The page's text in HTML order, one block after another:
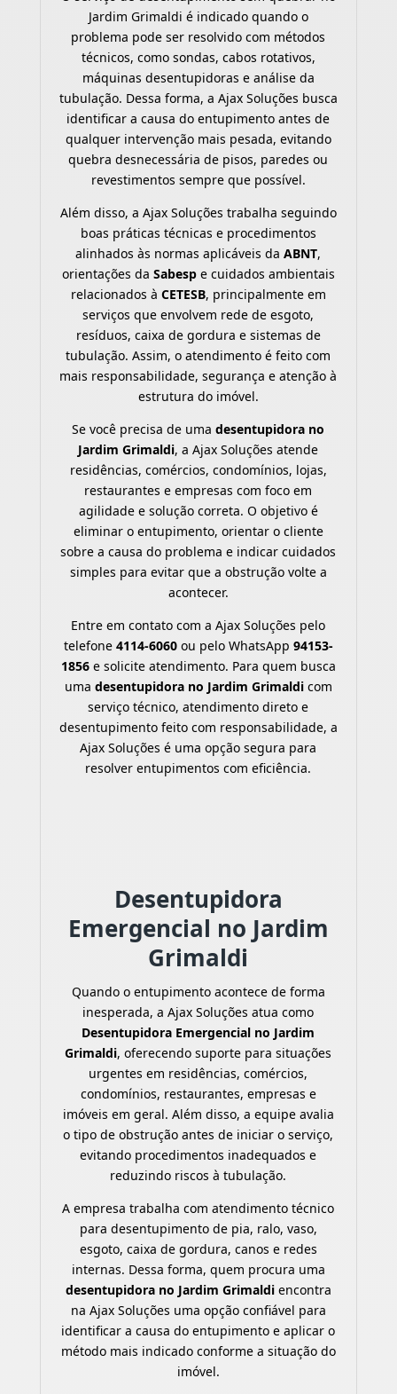
Jardim Grimaldi é indicado quando o
problema pode ser resolvido com métodos
técnicos, como sondas, cabos rotativos,
máquinas desentupidoras e análise da
tubulação. Dessa forma, a Ajax Soluções busca
identificar a causa do entupimento antes de
qualquer intervenção mais pesada, evitando
quebra desnecessária de pisos, paredes ou
revestimentos sempre que possível.
Além disso, a Ajax Soluções trabalha seguindo
boas práticas técnicas e procedimentos
alinhados às normas aplicáveis daABNT,
orientações da Sabespe cuidados ambientais
relacionados à CETESB, principalmente em
serviços que envolvem rede de esgoto,
resíduos, caixa de gordura e sistemas de
tubulação. Assim, o atendimento é feito com
mais responsabilidade, segurança e atenção à
estrutura do imóvel.
Se você precisa de umadesentupidora no
Jardim Grimaldi, a Ajax Soluções atende
residências, comércios, condomínios, lojas,
restaurantes e empresas com foco em
agilidade e solução correta. O objetivo é
eliminar o entupimento, orientar o cliente
sobre a causa do problema e indicar cuidados
simples para evitar que a obstrução volte a
acontecer.
Entre em contato com a Ajax Soluções pelo
telefone 4114-6060ou pelo WhatsApp 94153-
1856e solicite atendimento. Para quem busca
uma desentupidora no Jardim Grimaldicom
serviço técnico, atendimento direto e
desentupimento feito com responsabilidade, a
Ajax Soluções é uma opção segura para
resolver entupimentos com eficiência.
Desentupidora
Emergencial no Jardim
Grimaldi
Quando o entupimento acontece de forma
inesperada, a Ajax Soluções atua como
Desentupidora Emergencial no Jardim
Grimaldi, oferecendo suporte para situações
urgentes em residências, comércios,
condomínios, restaurantes, empresas e
imóveis em geral. Além disso, a equipe avalia
o tipo de obstrução antes de iniciar o serviço,
evitando procedimentos inadequados e
reduzindo riscos à tubulação.
A empresa trabalha com atendimento técnico
para desentupimento de pia, ralo, vaso,
esgoto, caixa de gordura, canos e redes
internas. Dessa forma, quem procura uma
desentupidora no Jardim Grimaldiencontra
na Ajax Soluções uma opção confiável para
identificar a causa do entupimento e aplicar o
método mais indicado conforme a situação do
imóvel.